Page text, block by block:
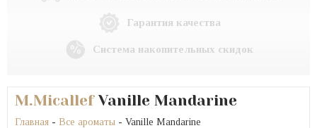
Гарантия качества
Система накопительных скидок
M.MicallefVanille Mandarine
Главная - Все ароматы - Vanille Mandarine